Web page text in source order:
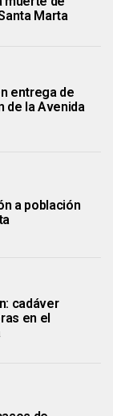
Marta
entrega de
de la Avenida
a población
cadáver
en el